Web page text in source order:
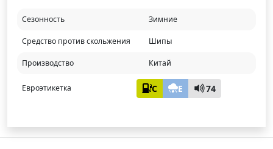
Сезонность Зимние
Средство против скольжения Шипы
Производство Китай
Евроэтикетка C E 74